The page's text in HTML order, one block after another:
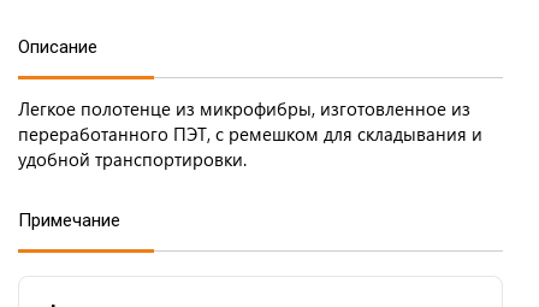
Описание
Легкое полотенце из микрофибры, изготовленное из
переработанного ПЭТ, с ремешком для складывания и
удобной транспортировки.
Примечание